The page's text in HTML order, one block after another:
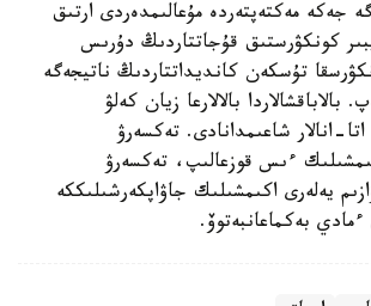
جەكە مەكتەپتەردە مۇعالىمدەردى ارتىق
كونكۋرستىق قۇجاتتاردىڭ دۇرىس
تۇسكەن كانديداتتاردىڭ ناتيجەگە
بالاباقشالاردا بالالارعا زيان كەلۋ
انالار شاعىمدانادى. تەكسەرۋ
30 اكىمشىلىك ءىس قوزعالىپ، تەكسەرۋ
يەلەرى اكىمشىلىك جاۋاپكەرشىلىككە
بەكماعانبەتوۆ.